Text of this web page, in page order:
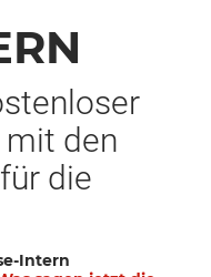
den
die
Intern